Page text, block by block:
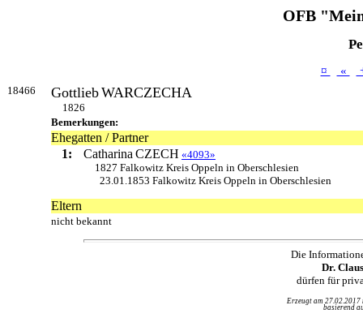
OFB
¤ «
18466 GottliebWARCZECHA
1826
Bemerkungen:
Ehegatten / Partner
1:
Catharina CZECH «4093»
1827 Falkowitz Kreis Oppeln in Oberschlesien
23.01.1853 Falkowitz Kreis Oppeln in Oberschlesien
Eltern
nicht bekannt
Die
Dr.
dürfen für
Erzeugt am
basierend